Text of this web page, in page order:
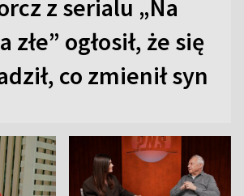
z serialu „Na
złe” ogłosił, że się
co zmienił syn